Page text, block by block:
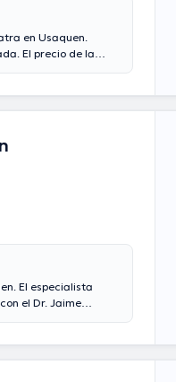
en Usaquen.
El precio de la
El especialista
el Dr. Jaime